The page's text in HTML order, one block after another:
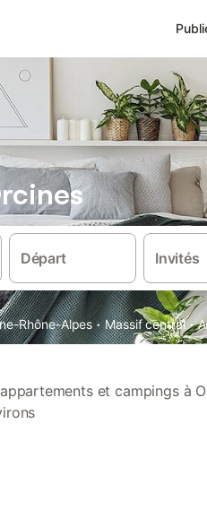
Départ Invités
Rhône-Alpes · Massif central ·
et campings à